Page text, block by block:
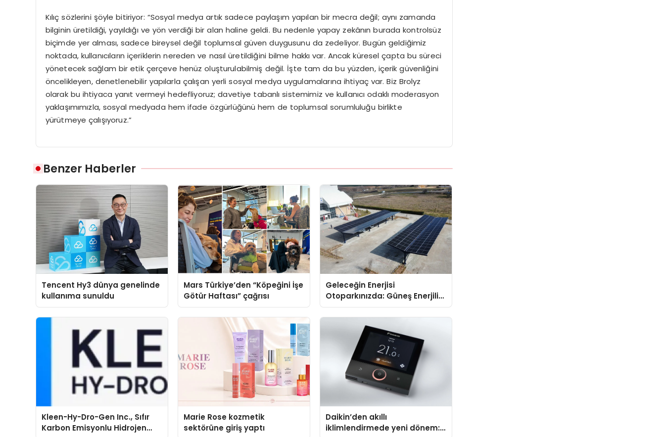
Kılıç sözlerini şöyle bitiriyor: “Sosyal medya artık sadece paylaşım yapılan bir mecra değil; aynı zamanda
bilginin üretildiği, yayıldığı ve yön verdiği bir alan haline geldi. Bu nedenle yapay zekânın burada kontrolsüz
biçimde yer alması, sadece bireysel değil toplumsal güven duygusunu da zedeliyor. Bugün geldiğimiz
noktada, kullanıcıların içeriklerin nereden ve nasıl üretildiğini bilme hakkı var. Ancak küresel çapta bu süreci
yönetecek sağlam bir etik çerçeve henüz oluşturulabilmiş değil. İşte tam da bu yüzden, içerik güvenliğini
öncelikleyen, denetlenebilir yapılarla çalışan yerli sosyal medya uygulamalarına ihtiyaç var. Biz Brolyz
olarak bu ihtiyaca yanıt vermeyi hedefliyoruz; davetiye tabanlı sistemimiz ve kullanıcı odaklı moderasyon
yaklaşımımızla, sosyal medyada hem ifade özgürlüğünü hem de toplumsal sorumluluğu birlikte
yürütmeye çalışıyoruz.”
Benzer Haberler
Tencent Hy3 dünya genelinde
kullanıma sunuldu
Mars Türkiye’den “Köpeğini İşe
Götür Haftası” çağrısı
Geleceğin Enerjisi
Otoparkınızda: Güneş Enerjili
Carport (Solar Otopark)
Nedir?
Kleen-Hy-Dro-Gen Inc., Sıfır
Karbon Emisyonlu Hidrojen
Marie Rose kozmetik
sektörüne giriş yaptı
Daikin’den akıllı
iklimlendirmede yeni dönem: